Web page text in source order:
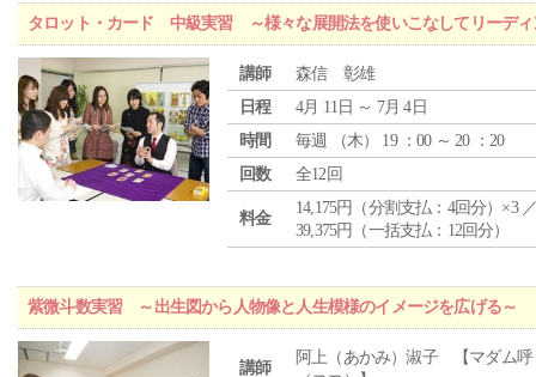
タロット・カード 中級実習 ～様々な展開法を使いこなしてリーディ
講師
森信 彰雄
日程
4月 11日 ～ 7月 4日
時間
毎週 （木） 19 ：00 ～ 20 ：20
回数
全12回
料金
14,175円（分割支払：4回分）×3
39,375円（一括支払：12回分）
紫微斗数実習 ～出生図から人物像と人生模様のイメージを広げる～
講師
阿上（あかみ）淑子 【マダム呼